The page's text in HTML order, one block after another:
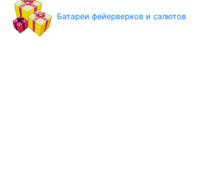
Батареи фейерверков и салютов